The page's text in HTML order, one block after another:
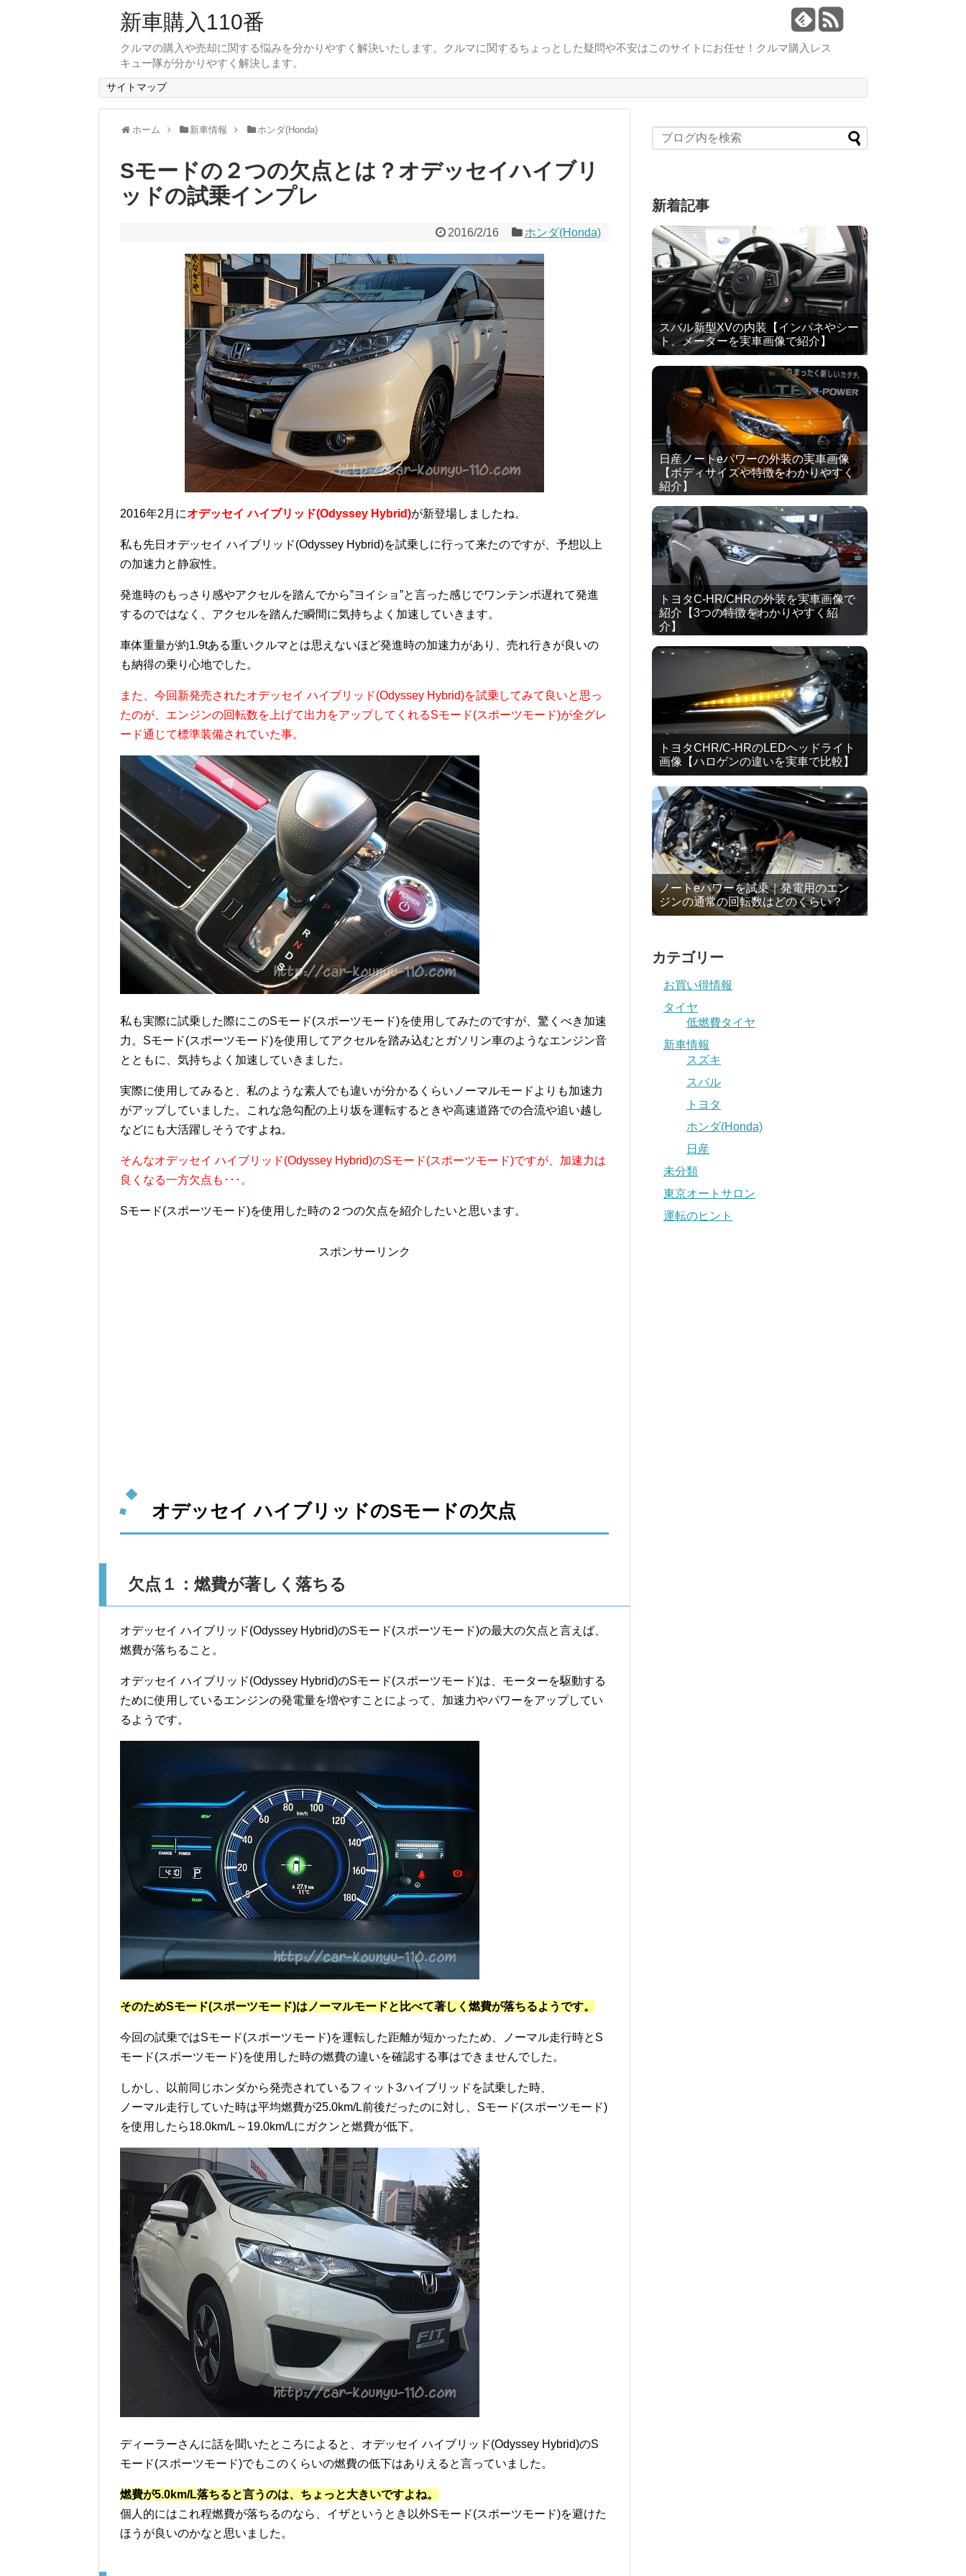
新車購入110番
クルマの購入や売却に関する悩みを分かりやすく解決いたします。クルマに関するちょっとした疑問や不安はこのサイトにお任せ！クルマ購入レス
キュー隊が分かりやすく解決します。
サイトマップ
ホーム 新車情報 ホンダ(Honda)
Sモードの２つの欠点とは？オデッセイハイブリ
ッドの試乗インプレ
2016/2/16 ホンダ(Honda)
2016年2月にオデッセイ ハイブリッド(Odyssey Hybrid)が新登場しましたね。
私も先日オデッセイ ハイブリッド(Odyssey Hybrid)を試乗しに行って来たのですが、予想以上
の加速力と静寂性。
発進時のもっさり感やアクセルを踏んでから”ヨイショ”と言った感じでワンテンポ遅れて発進
するのではなく、アクセルを踏んだ瞬間に気持ちよく加速していきます。
車体重量が約1.9tある重いクルマとは思えないほど発進時の加速力があり、売れ行きが良いの
も納得の乗り心地でした。
また、今回新発売されたオデッセイ ハイブリッド(Odyssey Hybrid)を試乗してみて良いと思っ
たのが、エンジンの回転数を上げて出力をアップしてくれるSモード(スポーツモード)が全グレ
ード通じて標準装備されていた事。
私も実際に試乗した際にこのSモード(スポーツモード)を使用してみたのですが、驚くべき加速
力。Sモード(スポーツモード)を使用してアクセルを踏み込むとガソリン車のようなエンジン音
とともに、気持ちよく加速していきました。
実際に使用してみると、私のような素人でも違いが分かるくらいノーマルモードよりも加速力
がアップしていました。これな急勾配の上り坂を運転するときや高速道路での合流や追い越し
などにも大活躍しそうですよね。
そんなオデッセイ ハイブリッド(Odyssey Hybrid)のSモード(スポーツモード)ですが、加速力は
良くなる一方欠点も･･･。
Sモード(スポーツモード)を使用した時の２つの欠点を紹介したいと思います。
スポンサーリンク
オデッセイ ハイブリッドのSモードの欠点
欠点１：燃費が著しく落ちる
オデッセイ ハイブリッド(Odyssey Hybrid)のSモード(スポーツモード)の最大の欠点と言えば、
燃費が落ちること。
オデッセイ ハイブリッド(Odyssey Hybrid)のSモード(スポーツモード)は、モーターを駆動する
ために使用しているエンジンの発電量を増やすことによって、加速力やパワーをアップしてい
るようです。
そのためSモード(スポーツモード)はノーマルモードと比べて著しく燃費が落ちるようです。
今回の試乗ではSモード(スポーツモード)を運転した距離が短かったため、ノーマル走行時とS
モード(スポーツモード)を使用した時の燃費の違いを確認する事はできませんでした。
しかし、以前同じホンダから発売されているフィット3ハイブリッドを試乗した時、
ノーマル走行していた時は平均燃費が25.0km/L前後だったのに対し、Sモード(スポーツモード)
を使用したら18.0km/L～19.0km/Lにガクンと燃費が低下。
ディーラーさんに話を聞いたところによると、オデッセイ ハイブリッド(Odyssey Hybrid)のS
モード(スポーツモード)でもこのくらいの燃費の低下はありえると言っていました。
燃費が5.0km/L落ちると言うのは、ちょっと大きいですよね。
個人的にはこれ程燃費が落ちるのなら、イザというとき以外Sモード(スポーツモード)を避けた
ほうが良いのかなと思いました。
新着記事
スバル新型XVの内装【インパネやシー
ト、メーターを実車画像で紹介】
日産ノートeパワーの外装の実車画像
【ボディサイズや特徴をわかりやすく
紹介】
トヨタC-HR/CHRの外装を実車画像で
紹介【3つの特徴をわかりやすく紹
介】
トヨタCHR/C-HRのLEDヘッドライト
画像【ハロゲンの違いを実車で比較】
ノートeパワーを試乗｜発電用のエン
ジンの通常の回転数はどのくらい？
カテゴリー
お買い得情報
タイヤ
低燃費タイヤ
新車情報
スズキ
スバル
トヨタ
ホンダ(Honda)
日産
未分類
東京オートサロン
運転のヒント